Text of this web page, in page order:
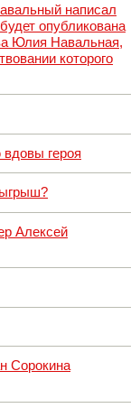
написал
опубликована
Юлия Навальная,
которого
героя
Алексей
Сорокина